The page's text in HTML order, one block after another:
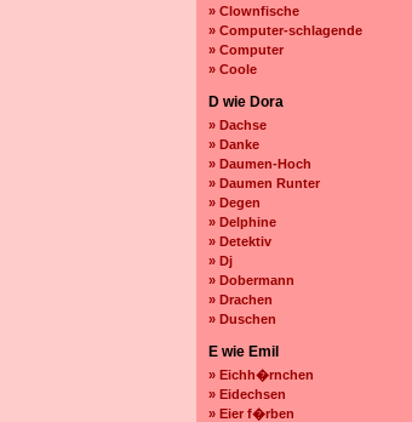
» Clownfische
» Computer-schlagende
» Computer
» Coole
D wie Dora
» Dachse
» Danke
» Daumen-Hoch
» Daumen Runter
» Degen
» Delphine
» Detektiv
» Dj
» Dobermann
» Drachen
» Duschen
E wie Emil
» Eichh�rnchen
» Eidechsen
» Eier f�rben